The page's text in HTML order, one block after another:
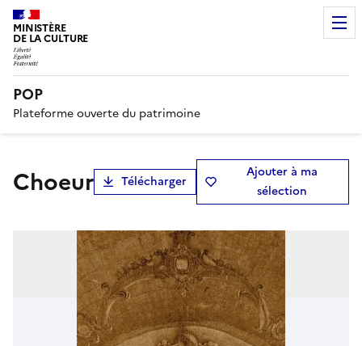
MINISTÈRE
DE LA CULTURE
POP
Plateforme ouverte du patrimoine
choeur Télécharger
Ajouter à ma
sélection